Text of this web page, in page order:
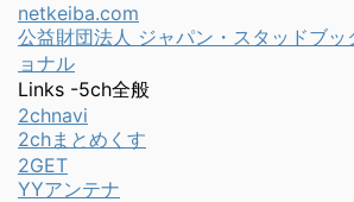
netkeiba.com
公益財団法人 ジャパン・スタッドブッ
ョナル
Links -5ch全般
2chnavi
2chまとめくす
2GET
YYアンテナ